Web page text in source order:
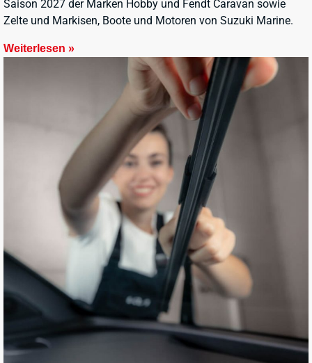
Saison 2027 der Marken Hobby und Fendt Caravan sowie
Zelte und Markisen, Boote und Motoren von Suzuki Marine.
Weiterlesen »